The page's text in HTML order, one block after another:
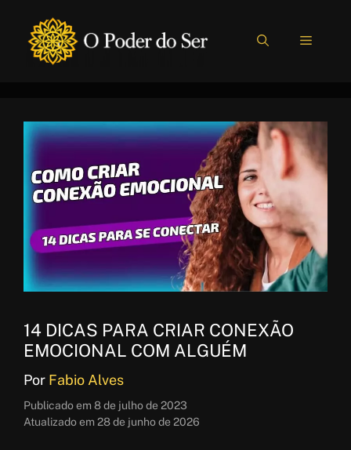
MENU
14 DICAS PARA CRIAR CONEXÃO
EMOCIONAL COM ALGUÉM
Por Fabio Alves
Publicado em 8 de julho de 2023
Atualizado em 28 de junho de 2026